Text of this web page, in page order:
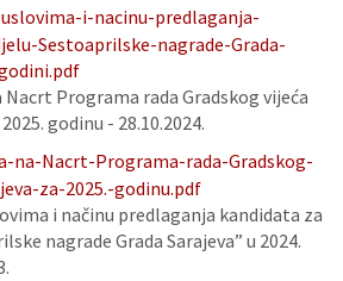
i-nacinu-predlaganja-
Sestoaprilske-nagrade-Grada-
Nacrt Programa rada Gradskog vijeća
godinu - 28.10.2024.
na-Nacrt-Programa-rada-Gradskog-
za-2025.-godinu.pdf
i načinu predlaganja kandidata za
nagrade Grada Sarajeva” u 2024.